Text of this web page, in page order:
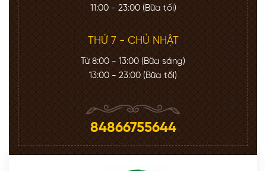
11:00 - 23:00 (Bữa tối)
THỨ 7 - CHỦ NHẬT
Từ 8:00 - 13:00 (Bữa sáng)
13:00 - 23:00 (Bữa tối)
84866755644